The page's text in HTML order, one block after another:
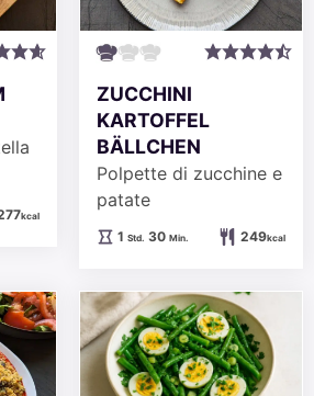
kcal
ZUCCHINI
KARTOFFEL
BÄLLCHEN
Polpette di zucchine e
patate
1Stunde
Std. 30Minuten
Min. 249kcal